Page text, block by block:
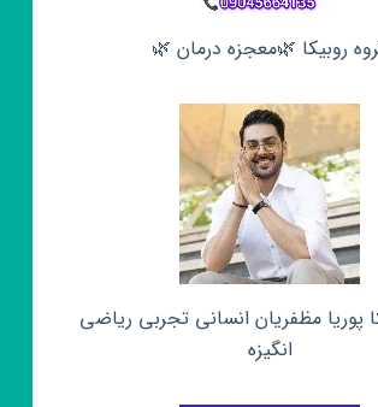
روبیکا 🌿معجزه درمان 🌿
پوریا مظفریان انسانی تجربی ریاضی
انگیزه